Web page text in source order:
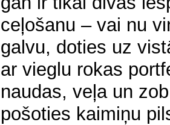
ceļošanu – vai nu
galvu, doties uz
ar vieglu rokas
naudas, veļa un
pošoties kaimiņu